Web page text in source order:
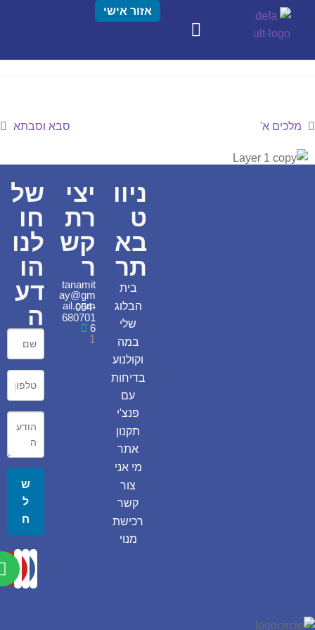
אזור אישי
מלכים א' סבא וסבתא
ניוו
ט
בא
תר
בית
הבלוג
שלי
במה
וקולנוע
בדיחות
עם
פנצ'י
תקנון
אתר
מי אני
צור
קשר
רכישת
מנוי
יצי
רת
קש
ר
tanamit
ay@gm
ail.com
054-
680701
6
1
של
חו
לנו
הו
דע
ה
ש
ל
ח